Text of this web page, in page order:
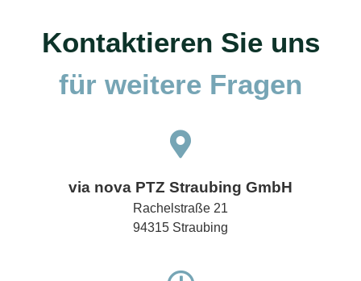
Kontaktieren Sie uns
für weitere Fragen
via nova PTZ Straubing GmbH
Rachelstraße 21
94315 Straubing